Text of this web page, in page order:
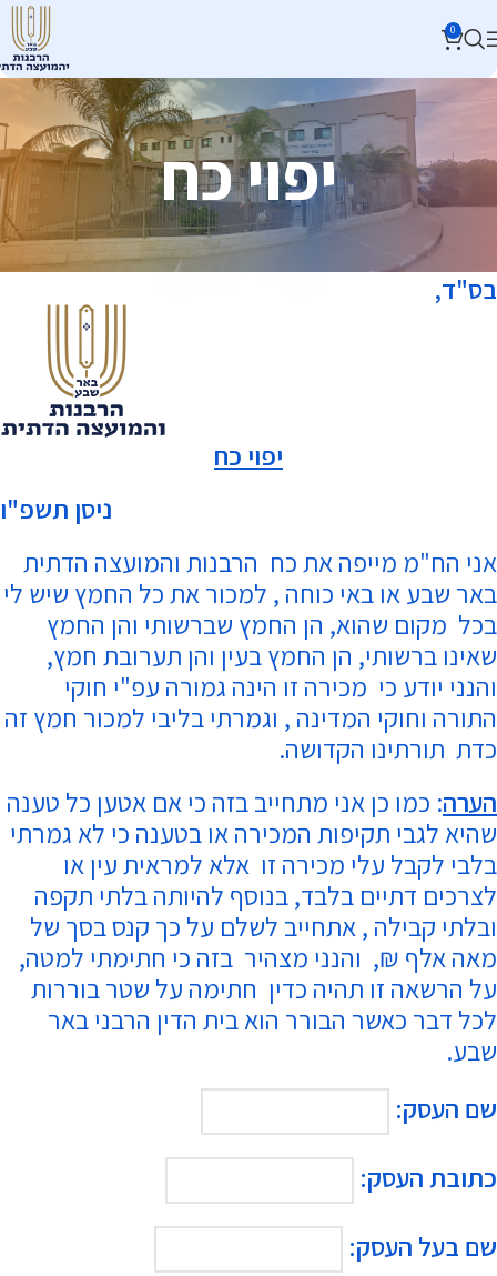
0
יפוי כח
בס"ד,
יפוי כח
ניסן תשפ"ו
אני הח"מ מייפה את כח הרבנות והמועצה הדתית
באר שבע או באי כוחה , למכור את כל החמץ שיש לי
בכל מקום שהוא, הן החמץ שברשותי והן החמץ
שאינו ברשותי, הן החמץ בעין והן תערובת חמץ,
והנני יודע כי מכירה זו הינה גמורה עפ"י חוקי
התורה וחוקי המדינה , וגמרתי בליבי למכור חמץ זה
כדת תורתינו הקדושה.
הערה: כמו כן אני מתחייב בזה כי אם אטען כל טענה
שהיא לגבי תקיפות המכירה או בטענה כי לא גמרתי
בלבי לקבל עלי מכירה זו אלא למראית עין או
לצרכים דתיים בלבד, בנוסף להיותה בלתי תקפה
ובלתי קבילה , אתחייב לשלם על כך קנס בסך של
מאה אלף ₪, והנני מצהיר בזה כי חתימתי למטה,
על הרשאה זו תהיה כדין חתימה על שטר בוררות
לכל דבר כאשר הבורר הוא בית הדין הרבני באר
שבע.
שם העסק:
כתובת העסק:
שם בעל העסק: